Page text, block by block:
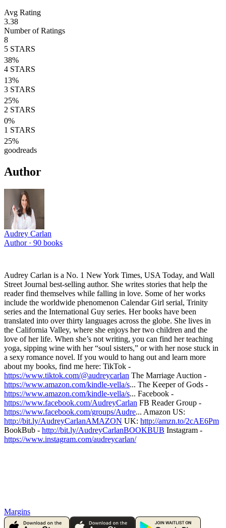
Avg Rating
3.38
Number of Ratings
8
5 STARS
38%
4 STARS
13%
3 STARS
25%
2 STARS
0%
1 STARS
25%
goodreads
Author
Audrey Carlan
Author · 90 books
Audrey Carlan is a No. 1 New York Times, USA Today, and Wall
Street Journal best-selling author. She writes stories that help the
reader find themselves while falling in love. Some of her works
include the worldwide phenomenon Calendar Girl serial, Trinity
series and the International Guy series. Her books have been
translated into over thirty languages across the globe. She lives in
the California Valley, where she enjoys her two children and the
love of her life. When she’s not writing, you can find her teaching
yoga, sipping wine with her “soul sisters,” or with her nose stuck in
a sexy romance novel. If you would to hang out and learn more
about my books, find me here: TikTok -
https://www.tiktok.com/@audreycarlan The Marriage Auction -
https://www.amazon.com/kindle-vella/s... The Keeper of Gods -
https://www.amazon.com/kindle-vella/s... Facebook -
https://www.facebook.com/AudreyCarlan FB Reader Group -
https://www.facebook.com/groups/Audre... Amazon US:
http://bit.ly/AudreyCarlanAMAZON UK: http://amzn.to/2cAE6Pm
BookBub - http://bit.ly/AudreyCarlanBOOKBUB Instagram -
https://www.instagram.com/audreycarlan/
Margins